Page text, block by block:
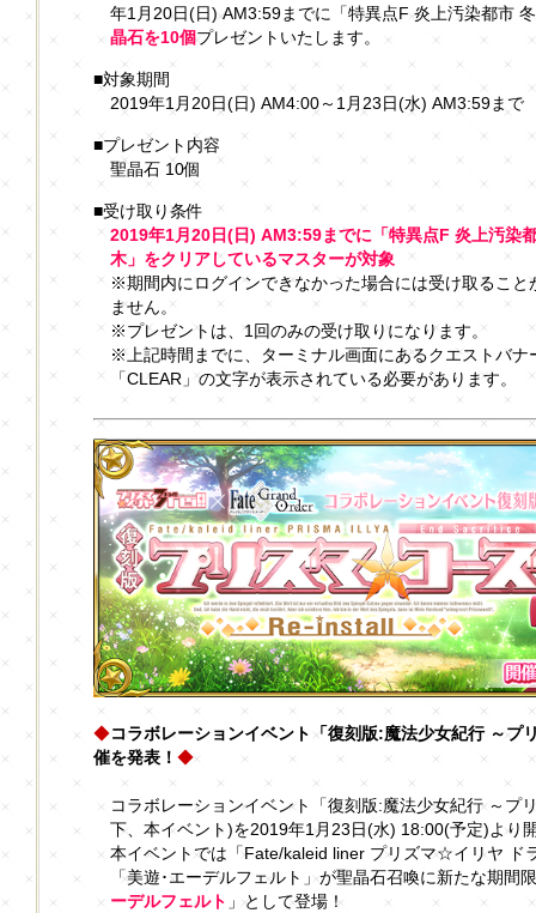
年1月20日(日) AM3:59までに「特異点F 炎上汚染都市
晶石を10個プレゼントいたします。
■対象期間
2019年1月20日(日) AM4:00～1月23日(水) AM3:59まで
■プレゼント内容
聖晶石 10個
■受け取り条件
2019年1月20日(日) AM3:59までに「特異点F 炎上汚染
木」をクリアしているマスターが対象
※期間内にログインできなかった場合には受け取ること
ません。
※プレゼントは、1回のみの受け取りになります。
※上記時間までに、ターミナル画面にあるクエストバナ
「CLEAR」の文字が表示されている必要があります。
◆コラボレーションイベント「復刻版:魔法少女紀行 ～
催を発表！ ◆
コラボレーションイベント「復刻版:魔法少女紀行 ～プ
下、本イベント)を2019年1月23日(水) 18:00(予定)より
本イベントでは「Fate/kaleid liner プリズマ☆イリヤ ド
「美遊･エーデルフェルト」が聖晶石召喚に新たな期間
ーデルフェルト 」として登場！